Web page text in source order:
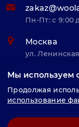
Пн-Пт: с 9:00
Москва
ул.
© «Велунд
продвижение "
Мы используем
Продолжая
использование